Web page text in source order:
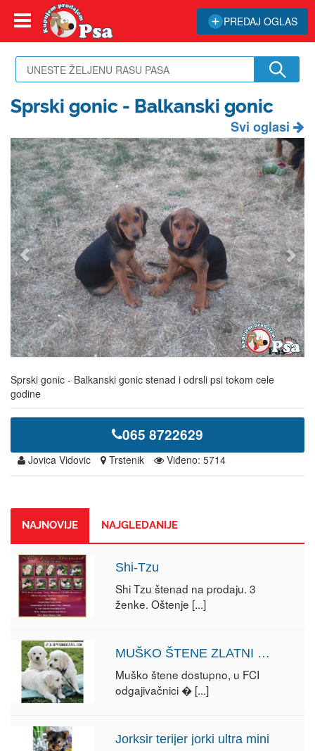
PREDAJ OGLAS
Sprski gonic - Balkanski gonic
Svi oglasi
Sprski gonic - Balkanski gonic stenad i odrsli psi tokom cele
godine
065 8722629
Jovica Vidovic Trstenik Viđeno: 5714
NAJNOVIJE NAJGLEDANIJE
Shi-Tzu
Shi Tzu štenad na prodaju. 3
ženke. Oštenje [...]
MUŠKO ŠTENE ZLATNI RETRIVER
Muško štene dostupno, u FCI
odgajivačnici � [...]
Jorksir terijer jorki ultra mini